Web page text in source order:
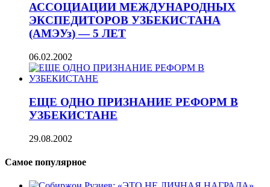
АССОЦИАЦИИ МЕЖДУНАРОДНЫХ
ЭКСПЕДИТОРОВ УЗБЕКИСТАНА
(АМЭУз) — 5 ЛЕТ
06.02.2002
ЕЩЕ ОДНО ПРИЗНАНИЕ РЕФОРМ В
УЗБЕКИСТАНЕ
29.08.2002
Самое популярное